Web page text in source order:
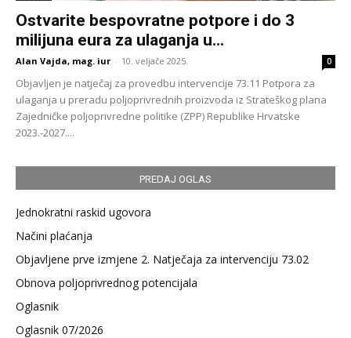
Ostvarite bespovratne potpore i do 3
milijuna eura za ulaganja u...
Alan Vajda, mag. iur - 10. veljače 2025. 0
Objavljen je natječaj za provedbu intervencije 73.11 Potpora za
ulaganja u preradu poljoprivrednih proizvoda iz Strateškog plana
Zajedničke poljoprivredne politike (ZPP) Republike Hrvatske
2023.-2027....
PREDAJ OGLAS
Jednokratni raskid ugovora
Načini plaćanja
Objavljene prve izmjene 2. Natječaja za intervenciju 73.02
Obnova poljoprivrednog potencijala
Oglasnik
Oglasnik 07/2026